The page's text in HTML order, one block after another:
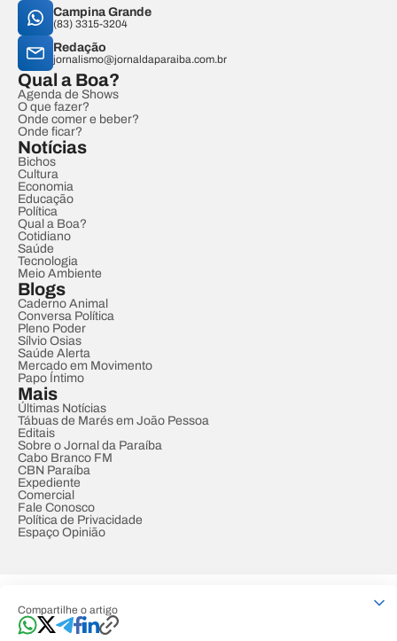
Compartilhe o artigo
Campina Grande
(83) 3315-3204
Redação
jornalismo@jornaldaparaiba.com.br
Qual a Boa?
Agenda de Shows
O que fazer?
Onde comer e beber?
Onde ficar?
Notícias
Bichos
Cultura
Economia
Educação
Política
Qual a Boa?
Cotidiano
Saúde
Tecnologia
Meio Ambiente
Blogs
Caderno Animal
Conversa Política
Pleno Poder
Sílvio Osias
Saúde Alerta
Mercado em Movimento
Papo Íntimo
Mais
Últimas Notícias
Tábuas de Marés em João Pessoa
Editais
Sobre o Jornal da Paraíba
Cabo Branco FM
CBN Paraíba
Expediente
Comercial
Fale Conosco
Política de Privacidade
Espaço Opinião
Developed by Designed by